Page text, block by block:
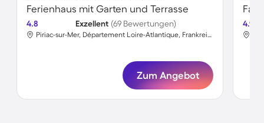
Ferienhaus mit Garten und Terrasse
4.8 Exzellent (69 Bewertungen)
Piriac-sur-Mer, Département Loire-Atlantique, Frankreich
Zum Angebot
4.9